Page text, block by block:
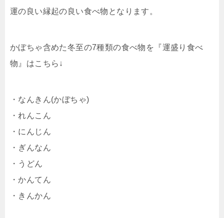
運の良い縁起の良い食べ物となります。
かぼちゃ含めた冬至の7種類の食べ物を『運盛り食べ
物』はこちら↓
・なんきん(かぼちゃ)
・れんこん
・にんじん
・ぎんなん
・うどん
・かんてん
・きんかん